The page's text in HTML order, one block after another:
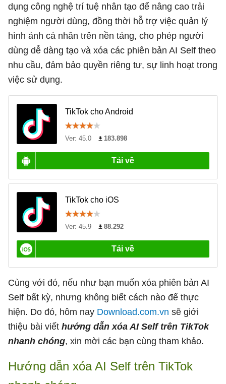
dụng công nghệ trí tuệ nhân tạo để nâng cao trải
nghiệm người dùng, đồng thời hỗ trợ việc quản lý
hình ảnh cá nhân trên nền tảng, cho phép người
dùng dễ dàng tạo và xóa các phiên bản AI Self theo
nhu cầu, đảm bảo quyền riêng tư, sự linh hoạt trong
việc sử dụng.
Cùng với đó, nếu như bạn muốn xóa phiên bản AI
Self bất kỳ, nhưng không biết cách nào để thực
hiện. Do đó, hôm nay Download.com.vn sẽ giới
thiệu bài viết hướng dẫn xóa AI Self trên TikTok
nhanh chóng, xin mời các bạn cùng tham khảo.
Hướng dẫn xóa AI Self trên TikTok